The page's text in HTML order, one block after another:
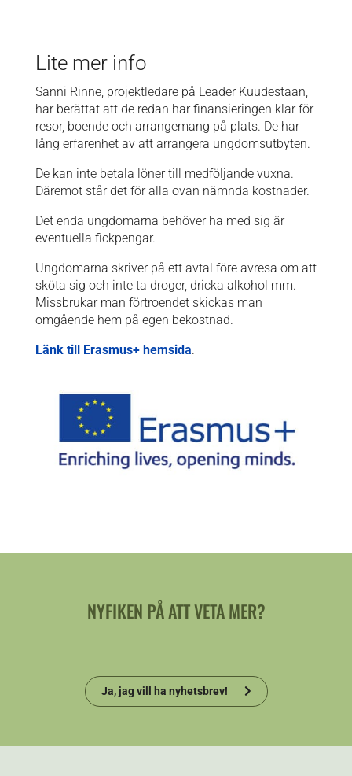
Lite mer info
Sanni Rinne, projektledare på Leader Kuudestaan,
har berättat att de redan har finansieringen klar för
resor, boende och arrangemang på plats. De har
lång erfarenhet av att arrangera ungdomsutbyten.
De kan inte betala löner till medföljande vuxna.
Däremot står det för alla ovan nämnda kostnader.
Det enda ungdomarna behöver ha med sig är
eventuella fickpengar.
Ungdomarna skriver på ett avtal före avresa om att
sköta sig och inte ta droger, dricka alkohol mm.
Missbrukar man förtroendet skickas man
omgående hem på egen bekostnad.
Länk till Erasmus+ hemsida.
NYFIKEN PÅ ATT VETA MER?
Ja, jag vill ha nyhetsbrev!